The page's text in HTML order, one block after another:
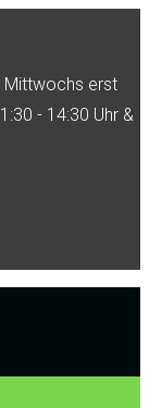
Mittwochs erst
- 14:30 Uhr &